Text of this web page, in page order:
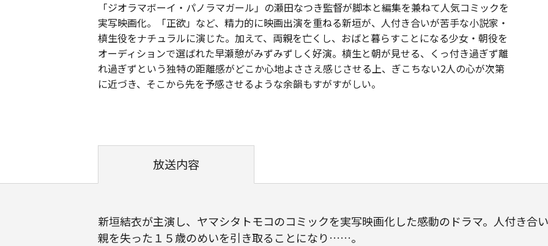
「ジオラマボーイ・パノラマガール」の瀬田なつき監督が脚本と編集を兼ねて人気コミックを
実写映画化。「正欲」など、精力的に映画出演を重ねる新垣が、人付き合いが苦手な小説家・
槙生役をナチュラルに演じた。加えて、両親を亡くし、おばと暮らすことになる少女・朝役を
オーディションで選ばれた早瀬憩がみずみずしく好演。槙生と朝が見せる、くっ付き過ぎず離
れ過ぎずという独特の距離感がどこか心地よささえ感じさせる上、ぎこちない2人の心が次第
に近づき、そこから先を予感させるような余韻もすがすがしい。
放送内容
新垣結衣が主演し、ヤマシタトモコのコミックを実写映画化した感動のドラマ。人付き合
親を失った１５歳のめいを引き取ることになり……。